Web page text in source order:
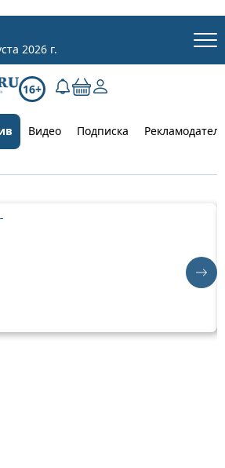
2026 г.
16+
Видео Подписка